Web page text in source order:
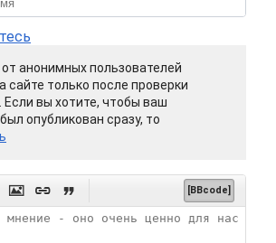
анонимных пользователей
сайте только после проверки
вы хотите, чтобы ваш
опубликован сразу, то
   [BBcode]